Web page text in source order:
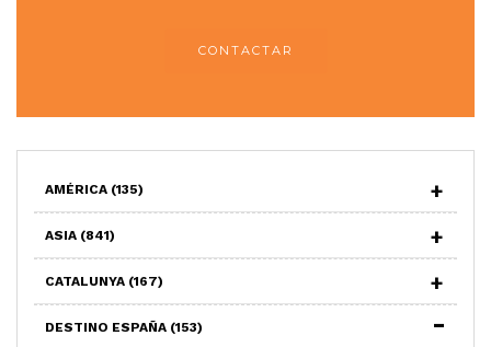
CONTACTAR
AMÉRICA (135)
ASIA (841)
CATALUNYA (167)
DESTINO ESPAÑA (153)